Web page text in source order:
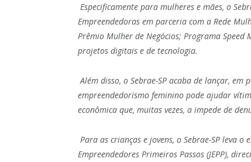
Especificamente para mulheres e mães, o
Empreendedoras em parceria com a Rede
Prêmio Mulher de Negócios; Programa
projetos digitais e de tecnologia.
Além disso, o Sebrae-SP acaba de lançar,
empreendedorismo feminino pode ajudar
econômica que, muitas vezes, a impede de
Para as crianças e jovens, o Sebrae-SP leva
Empreendedores Primeiros Passos (JEPP),